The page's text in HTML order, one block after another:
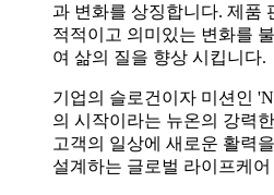
과 변화를 상징합니다. 제품
적적이고 의미있는 변화를
여 삶의 질을 향상 시킵니다.
기업의 슬로건이자 미션인
의 시작이라는 뉴온의 강력
고객의 일상에 새로운 활력
설계하는 글로벌 라이프케